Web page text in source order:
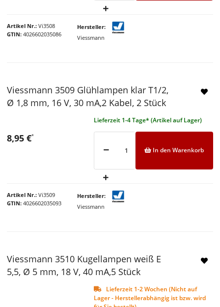
Artikel Nr. Vi3508
GTIN 4026602035086
Hersteller
Viessmann
Viessmann 3509 Glühlampen klar T1/2,
Ø 1,8 mm, 16 V, 30 mA,2 Kabel, 2 Stück
Lieferzeit 1-4 Tage* (Artikel auf Lager)
Artikel Nr. Vi3509
GTIN 4026602035093
Hersteller
Viessmann
8,95 €*
In den Warenkorb
Viessmann 3510 Kugellampen weiß E
5,5, Ø 5 mm, 18 V, 40 mA,5 Stück
Lieferzeit 1-2 Wochen (Nicht auf
Lager - Herstellerabhängig ist bzw. wird